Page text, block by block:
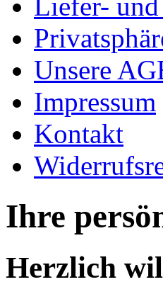
Liefer- und
Unsere
Impressum
Kontakt
Ihre
Herzlich